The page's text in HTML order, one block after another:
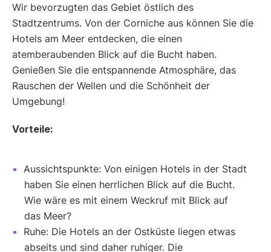
Wir bevorzugten das Gebiet östlich des
Stadtzentrums. Von der Corniche aus können Sie die
Hotels am Meer entdecken, die einen
atemberaubenden Blick auf die Bucht haben.
Genießen Sie die entspannende Atmosphäre, das
Rauschen der Wellen und die Schönheit der
Umgebung!
Vorteile:
Aussichtspunkte: Von einigen Hotels in der Stadt
haben Sie einen herrlichen Blick auf die Bucht.
Wie wäre es mit einem Weckruf mit Blick auf
das Meer?
Ruhe: Die Hotels an der Ostküste liegen etwas
abseits und sind daher ruhiger. Die